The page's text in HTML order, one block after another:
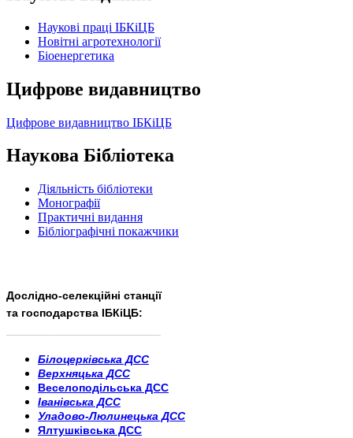
Наукові праці ІБКіЦБ
Новітні агротехнології
Бiоенергетика
Цифрове видавництво
Цифрове видавництво ІБКіЦБ
Наукова Бібліотека
Діяльність бібліотеки
Монографії
Практичні видання
Бібліографічні покажчики
Дослідно-селекційні станції
та господарства ІБКіЦБ:
Білоцерківська ДСС
Верхняцька ДСС
Веселоподільська ДСС
Іванівська ДСС
Уладово-Люлинецька ДСС
Ялтушківська ДСС